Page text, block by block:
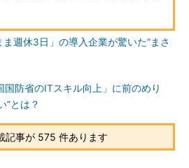
ま週休3日」の導入企業が驚いた“まさ
国防省のITスキル向上」に前のめり
”とは？
記事が 575 件あります